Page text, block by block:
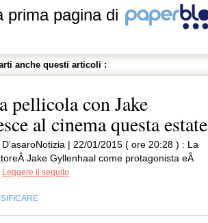
prima pagina di
anche questi articoli :
pellicola con Jake
al cinema questa estate
| 22/01/2015 ( ore 20:28 ) : La
Jake Gyllenhaal come protagonista eÂ
Leggere il seguito